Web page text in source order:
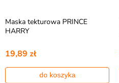
Maska tekturowa PRINCE
HARRY
19,89 zł
do koszyka